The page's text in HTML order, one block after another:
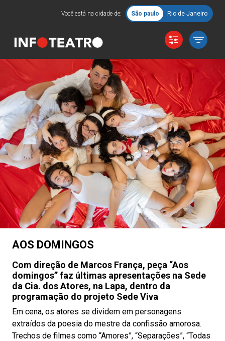
Você está na cidade de: São paulo Rio de Janeiro
AOS DOMINGOS
Com direção de Marcos França, peça “Aos
domingos” faz últimas apresentações na Sede
da Cia. dos Atores, na Lapa, dentro da
programação do projeto Sede Viva
Em cena, os atores se dividem em personagens
extraídos da poesia do mestre da confissão amorosa.
Trechos de filmes como “Amores”, “Separações”, “Todas